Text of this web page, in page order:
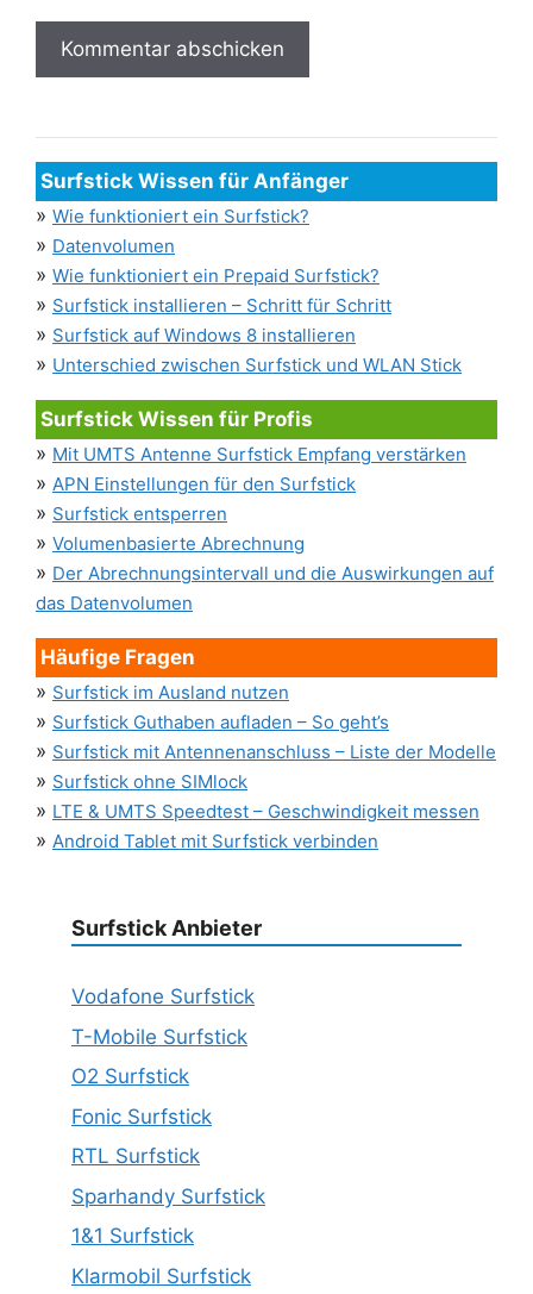
Surfstick Wissen für Anfänger
» Wie funktioniert ein Surfstick?
» Datenvolumen
» Wie funktioniert ein Prepaid Surfstick?
» Surfstick installieren – Schritt für Schritt
» Surfstick auf Windows 8 installieren
» Unterschied zwischen Surfstick und WLAN Stick
Surfstick Wissen für Profis
» Mit UMTS Antenne Surfstick Empfang verstärken
» APN Einstellungen für den Surfstick
» Surfstick entsperren
» Volumenbasierte Abrechnung
» Der Abrechnungsintervall und die Auswirkungen auf
das Datenvolumen
Häufige Fragen
» Surfstick im Ausland nutzen
» Surfstick Guthaben aufladen – So geht’s
» Surfstick mit Antennenanschluss – Liste der Modelle
» Surfstick ohne SIMlock
» LTE & UMTS Speedtest – Geschwindigkeit messen
» Android Tablet mit Surfstick verbinden
Surfstick Anbieter
Vodafone Surfstick
T-Mobile Surfstick
O2 Surfstick
Fonic Surfstick
RTL Surfstick
Sparhandy Surfstick
1&1 Surfstick
Klarmobil Surfstick